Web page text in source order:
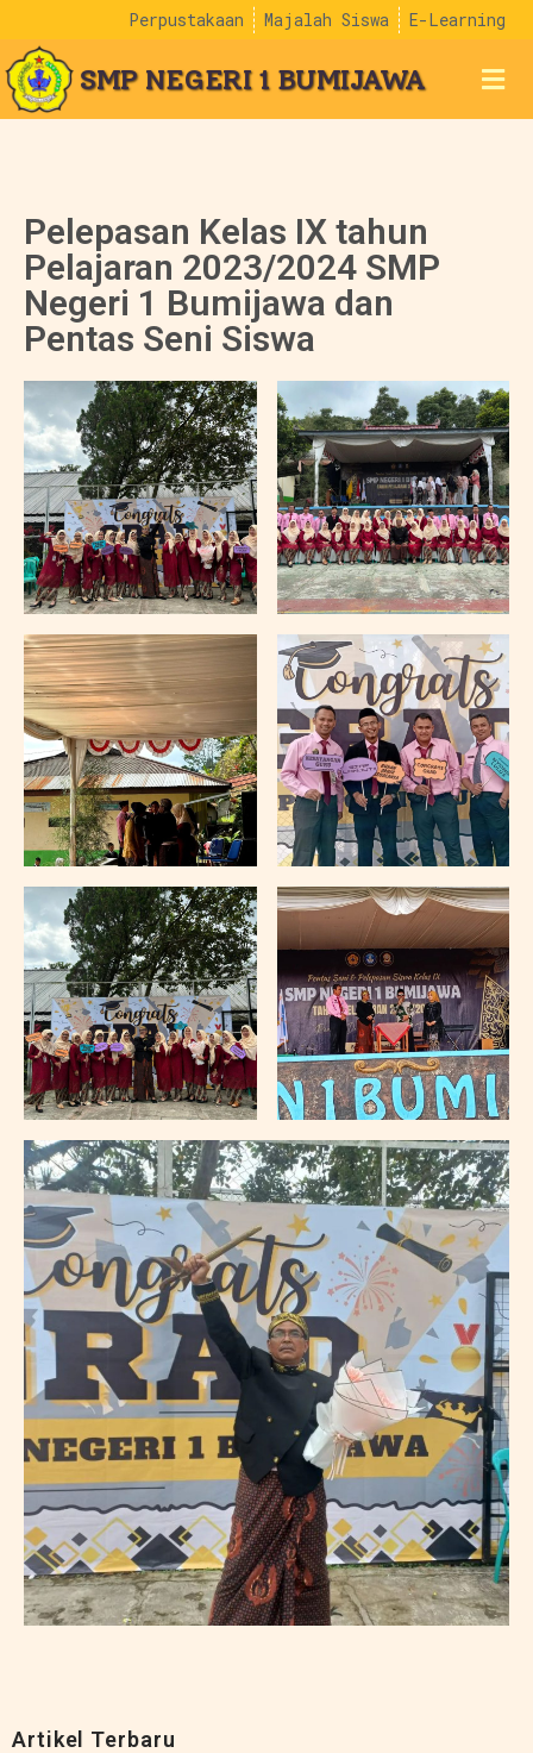
Perpustakaan Majalah Siswa E-Learning
SMP NEGERI 1 BUMIJAWA
Artikel Terbaru
Pelepasan Kelas IX tahun
Pelajaran 2023/2024 SMP
Negeri 1 Bumijawa dan
Pentas Seni Siswa